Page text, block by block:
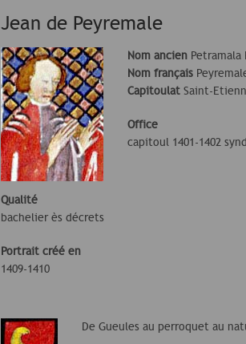
Jean de Peyremale
Nom ancien Petramala
Nom français
CapitoulatSaint-
Office
capitoul 1401-1402
Qualité
bachelier ès décrets
Portrait créé en
1409-1410
De Gueules au perroquet au